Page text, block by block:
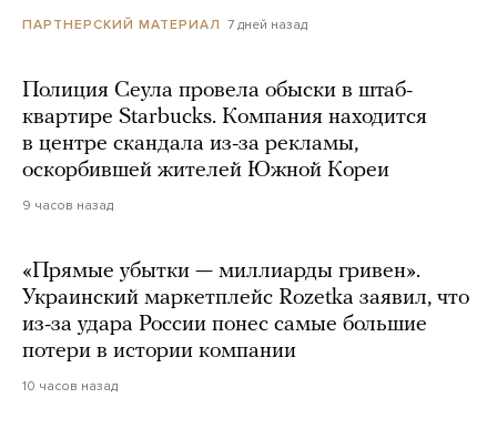
ПАРТНЕРСКИЙ МАТЕРИАЛ 7 дней назад
Полиция Сеула провела обыски в штаб-
квартире Starbucks. Компания находится
в центре скандала из-за рекламы,
оскорбившей жителей Южной Кореи
9 часов назад
«Прямые убытки — миллиарды гривен».
Украинский маркетплейс Rozetka заявил, что
из-за удара России понес самые большие
потери в истории компании
10 часов назад